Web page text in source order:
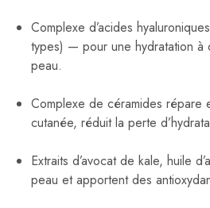
Complexe d’acides
types) — pour une hydratation à
peau.
Complexe de céramides répare
cutanée, réduit la perte
Extraits d’avocat de kale, huile
peau et apportent des